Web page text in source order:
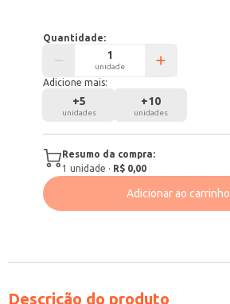
Quantidade:
unidade
Adicione mais:
+5
unidades
+10
unidades
Resumo da compra:
1 unidade · R$ 0,00
Adicionar ao carrinho
Descrição do produto